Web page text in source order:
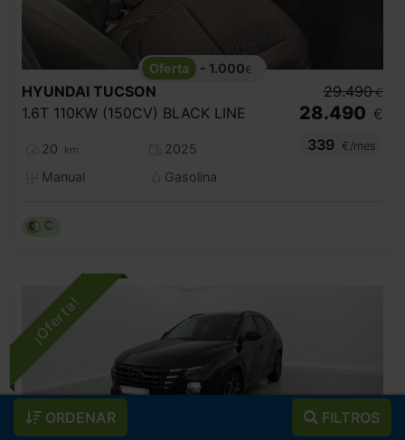
ORDENAR FILTROS
- 1.000€
HYUNDAI TUCSON
1.6T 110KW (150CV) BLACK LINE
20 km
2025
Manual
Gasolina
29.490 €
28.490 €
339
€/mes
C